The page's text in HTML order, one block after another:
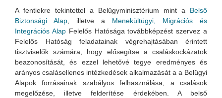
A fentiekre tekintettel a Belügyminisztérium mint a Belső
Biztonsági Alap , illetve a Menekültügyi, Migrációs és
Integrációs AlapFelelős Hatósága továbbképzést szervez a
Felelős Hatóság feladatainak végrehajtásában érintett
tisztviselők számára, hogy elősegítse a csaláskockázatok
beazonosítását, és ezzel lehetővé tegye eredményes és
arányos csalásellenes intézkedések alkalmazását a a Belügyi
Alapok forrásainak szabályos felhasználása, a csalások
megelőzése, illetve felderítése érdekében. A belső